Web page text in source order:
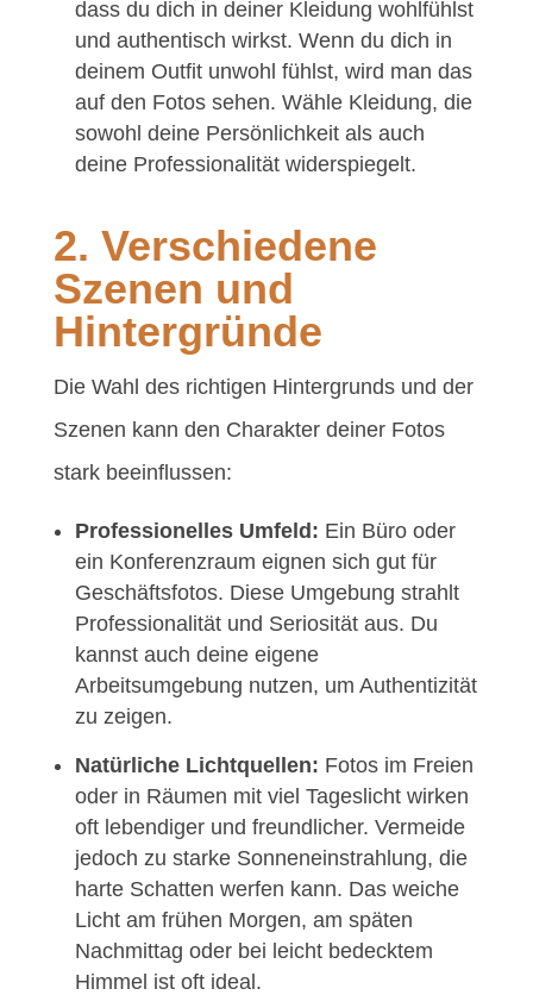
dass du dich in deiner Kleidung wohlfühlst
und authentisch wirkst. Wenn du dich in
deinem Outfit unwohl fühlst, wird man das
auf den Fotos sehen. Wähle Kleidung, die
sowohl deine Persönlichkeit als auch
deine Professionalität widerspiegelt.
2. Verschiedene
Szenen und
Hintergründe
Die Wahl des richtigen Hintergrunds und der
Szenen kann den Charakter deiner Fotos
stark beeinflussen:
Professionelles Umfeld: Ein Büro oder
ein Konferenzraum eignen sich gut für
Geschäftsfotos. Diese Umgebung strahlt
Professionalität und Seriosität aus. Du
kannst auch deine eigene
Arbeitsumgebung nutzen, um Authentizität
zu zeigen.
Natürliche Lichtquellen: Fotos im Freien
oder in Räumen mit viel Tageslicht wirken
oft lebendiger und freundlicher. Vermeide
jedoch zu starke Sonneneinstrahlung, die
harte Schatten werfen kann. Das weiche
Licht am frühen Morgen, am späten
Nachmittag oder bei leicht bedecktem
Himmel ist oft ideal.